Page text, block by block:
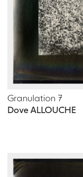
Granulation 7
Dove ALLOUCHE